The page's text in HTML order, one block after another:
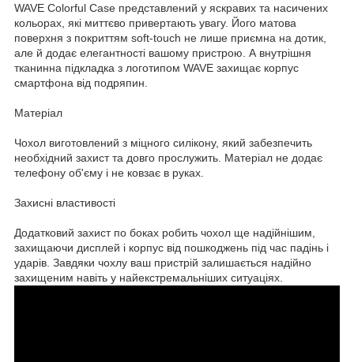
WAVE Colorful Case представлений у яскравих та насичених
кольорах, які миттєво привертають увагу. Його матова
поверхня з покриттям soft-touch не лише приємна на дотик,
але й додає елегантності вашому пристрою. А внутрішня
тканинна підкладка з логотипом WAVE захищає корпус
смартфона від подряпин.
Матеріал
Чохол виготовлений з міцного силікону, який забезпечить
необхідний захист та довго прослужить. Матеріал не додає
телефону об'єму і не ковзає в руках.
Захисні властивості
Додатковий захист по боках робить чохол ще надійнішим,
захищаючи дисплей і корпус від пошкоджень під час падінь і
ударів. Завдяки чохлу ваш пристрій залишається надійно
захищеним навіть у найекстремальніших ситуаціях.